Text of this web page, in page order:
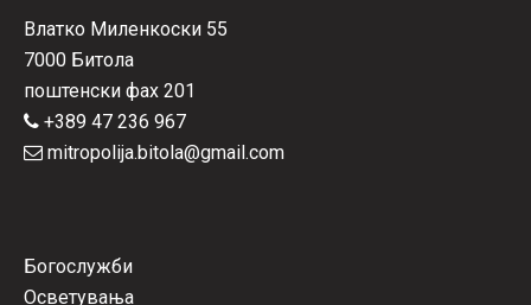
Влатко Миленкоски 55
7000 Битола
поштенски фах 201
+389 47 236 967
mitropolija.bitola@gmail.com
Богослужби
Осветувања